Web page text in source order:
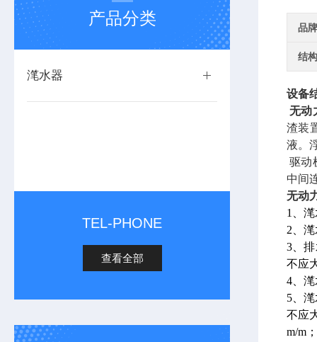
产品分类
滗水器
TEL-PHONE
查看全部
品牌
结
设备
无动
渣装
液。
驱动
中间
无动
1、
2、
3、
不应
4、
5、
不应
m/m；